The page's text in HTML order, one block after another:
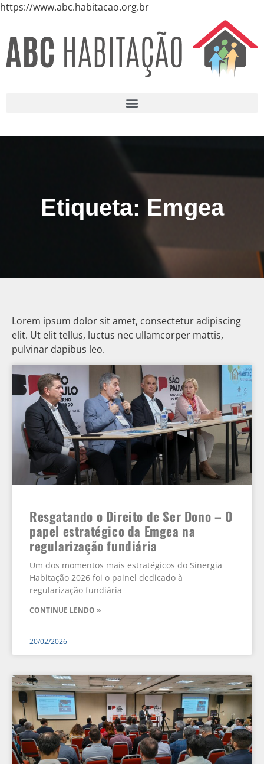
https://www.abc.habitacao.org.br
Etiqueta: Emgea
Lorem ipsum dolor sit amet, consectetur adipiscing
elit. Ut elit tellus, luctus nec ullamcorper mattis,
pulvinar dapibus leo.
Resgatando o Direito de Ser Dono – O
papel estratégico da Emgea na
regularização fundiária
Um dos momentos mais estratégicos do Sinergia
Habitação 2026 foi o painel dedicado à
regularização fundiária
CONTINUE LENDO »
20/02/2026